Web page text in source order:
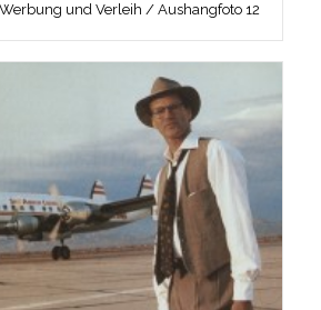
und Verleih / Aushangfoto 12